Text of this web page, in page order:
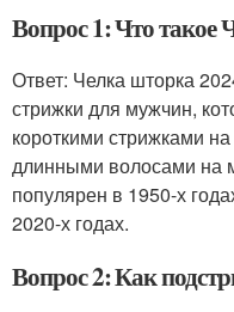
Вопрос 1: Что такое
Ответ: Челка шторка
стрижки для мужчин,
короткими стрижками
длинными волосами на
популярен в 1950-х
2020-х годах.
Вопрос 2: Как